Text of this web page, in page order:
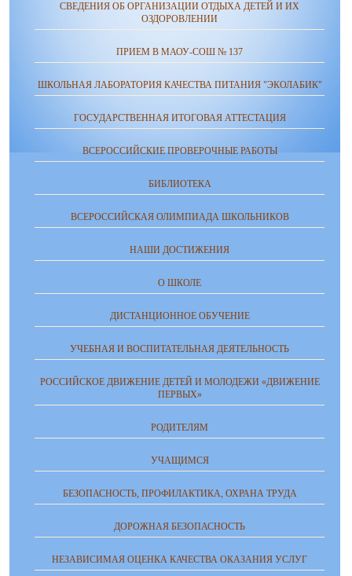
СВЕДЕНИЯ ОБ ОРГАНИЗАЦИИ ОТДЫХА ДЕТЕЙ И ИХ
ОЗДОРОВЛЕНИИ
ПРИЕМ В МАОУ-СОШ № 137
ШКОЛЬНАЯ ЛАБОРАТОРИЯ КАЧЕСТВА ПИТАНИЯ "ЭКОЛАБИК"
ГОСУДАРСТВЕННАЯ ИТОГОВАЯ АТТЕСТАЦИЯ
ВСЕРОССИЙСКИЕ ПРОВЕРОЧНЫЕ РАБОТЫ
БИБЛИОТЕКА
ВСЕРОССИЙСКАЯ ОЛИМПИАДА ШКОЛЬНИКОВ
НАШИ ДОСТИЖЕНИЯ
О ШКОЛЕ
ДИСТАНЦИОННОЕ ОБУЧЕНИЕ
УЧЕБНАЯ И ВОСПИТАТЕЛЬНАЯ ДЕЯТЕЛЬНОСТЬ
РОССИЙСКОЕ ДВИЖЕНИЕ ДЕТЕЙ И МОЛОДЕЖИ «ДВИЖЕНИЕ
ПЕРВЫХ»
РОДИТЕЛЯМ
УЧАЩИМСЯ
БЕЗОПАСНОСТЬ, ПРОФИЛАКТИКА, ОХРАНА ТРУДА
ДОРОЖНАЯ БЕЗОПАСНОСТЬ
НЕЗАВИСИМАЯ ОЦЕНКА КАЧЕСТВА ОКАЗАНИЯ УСЛУГ